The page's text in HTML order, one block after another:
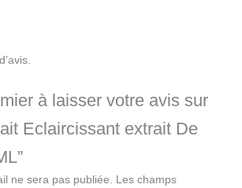
à laisser votre avis sur
Eclaircissant extrait De
ne sera pas publiée.
Les champs